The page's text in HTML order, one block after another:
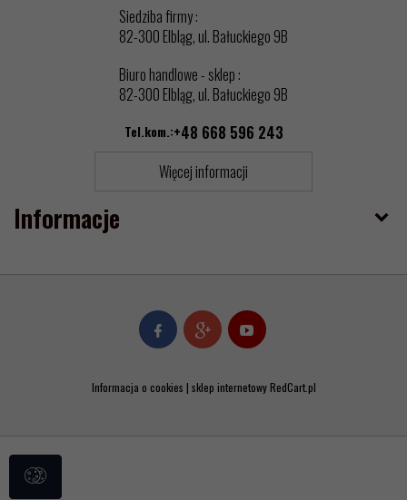
Informacje
Siedziba firmy :
82-300 Elbląg, ul. Bałuckiego 9B
Biuro handlowe - sklep :
82-300 Elbląg, ul. Bałuckiego 9B
Tel.kom.:+48 668 596 243
Więcej informacji
Informacja o cookies | sklep internetowyRedCart.pl